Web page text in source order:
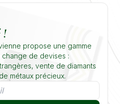
!
propose une gamme
de devises :
vente de diamants
métaux précieux.